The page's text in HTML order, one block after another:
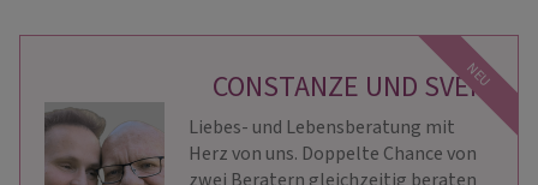
CONSTANZE UND SVEN
NEU
Liebes- und Lebensberatung mit
Herz von uns. Doppelte Chance von